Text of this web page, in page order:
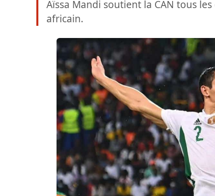
Aïssa Mandi soutient la CAN tous
africain.